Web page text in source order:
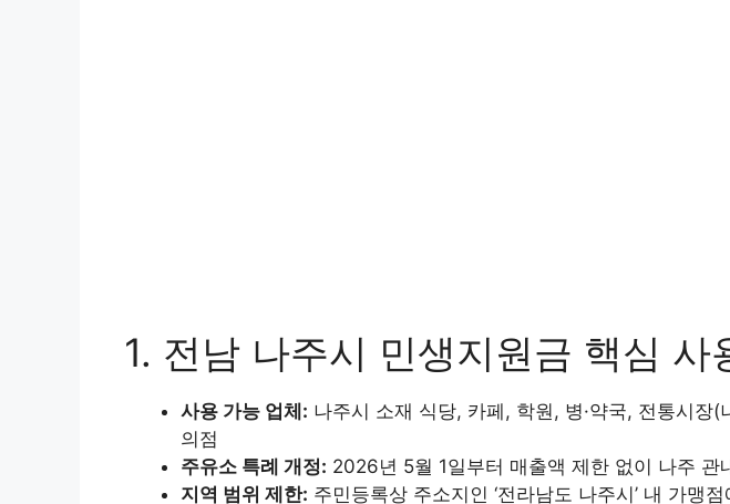
1. 전남 나주시 민생지원금 핵심 사
사용 가능 업체: 나주시 소재 식당, 카페, 학원, 병·약국, 전통시장(
의점
주유소 특례 개정: 2026년 5월 1일부터 매출액 제한 없이 나주 관
지역 범위 제한: 주민등록상 주소지인 ‘전라남도 나주시’ 내 가맹